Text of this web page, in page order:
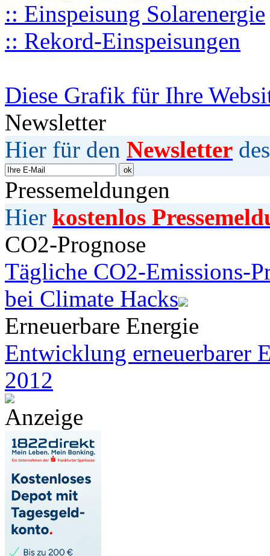
:: Einspeisung Solarenergie
:: Rekord-Einspeisungen
Diese Grafik für Ihre
Newsletter
Hier für den Newsletter
Pressemeldungen
Hier kostenlos
CO2-Prognose
Tägliche CO2-Emissions-
bei Climate Hacks
Erneuerbare Energie
Entwicklung erneuerbarer
2012
Anzeige